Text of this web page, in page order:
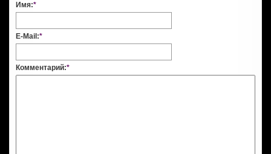
Имя:*
E-Mail:*
Комментарий:*